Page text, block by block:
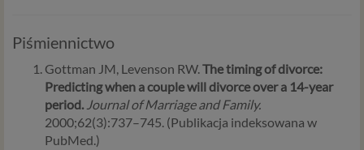
Piśmiennictwo
Gottman JM, Levenson RW.The timing of divorce:
Predicting when a couple will divorce over a 14-year
period. Journal of Marriage and Family.
2000;62(3):737–745. (Publikacja indeksowana w
PubMed.)
w stanie zapewnić Ci usługi, a Ty nie mógłbyś z niej
korzystać.
Niezbędność przetwarzania do celów wynikających
z prawnie uzasadnionych interesów realizowanych
przez administratora lub przez stronę trzecią. Ta
podstawa przetwarzania danych dotyczy